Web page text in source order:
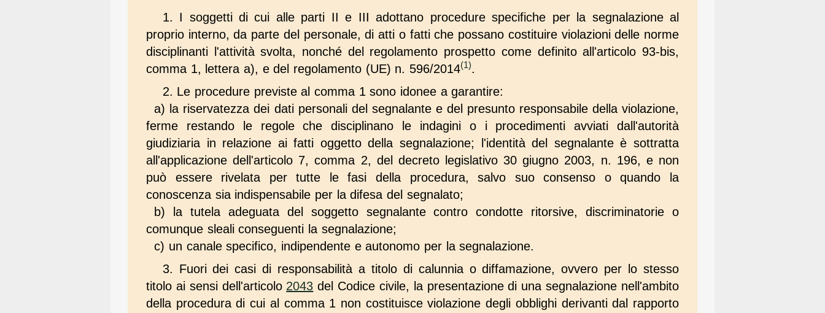
1. I soggetti di cui alle parti II e III adottano procedure specifiche per la segnalazione al
proprio interno, da parte del personale, di atti o fatti che possano costituire violazioni delle norme
disciplinanti l'attività svolta, nonché del regolamento prospetto come definito all'articolo 93-bis,
comma 1, lettera a), e del regolamento (UE) n. 596/2014(1).
2. Le procedure previste al comma 1 sono idonee a garantire:
a) la riservatezza dei dati personali del segnalante e del presunto responsabile della violazione,
ferme restando le regole che disciplinano le indagini o i procedimenti avviati dall'autorità
giudiziaria in relazione ai fatti oggetto della segnalazione; l'identità del segnalante è sottratta
all'applicazione dell'articolo 7, comma 2, del decreto legislativo 30 giugno 2003, n. 196, e non
può essere rivelata per tutte le fasi della procedura, salvo suo consenso o quando la
conoscenza sia indispensabile per la difesa del segnalato;
b) la tutela adeguata del soggetto segnalante contro condotte ritorsive, discriminatorie o
comunque sleali conseguenti la segnalazione;
c) un canale specifico, indipendente e autonomo per la segnalazione.
3. Fuori dei casi di responsabilità a titolo di calunnia o diffamazione, ovvero per lo stesso
titolo ai sensi dell'articolo 2043 del Codice civile, la presentazione di una segnalazione nell'ambito
della procedura di cui al comma 1 non costituisce violazione degli obblighi derivanti dal rapporto